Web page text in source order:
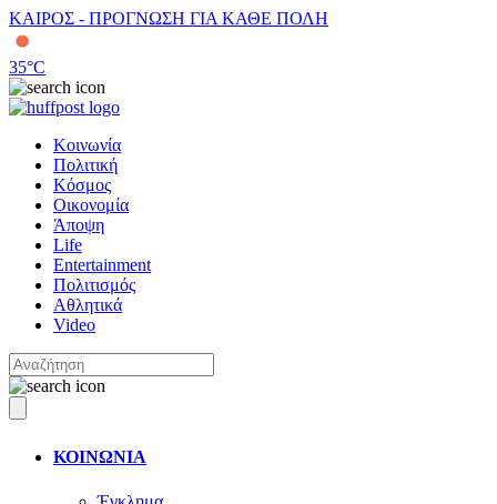
ΚΑΙΡΟΣ - ΠΡΟΓΝΩΣΗ ΓΙΑ ΚΑΘΕ ΠΟΛΗ
35°C
Κοινωνία
Πολιτική
Κόσμος
Οικονομία
Άποψη
Life
Entertainment
Πολιτισμός
Αθλητικά
Video
ΚΟΙΝΩΝΙΑ